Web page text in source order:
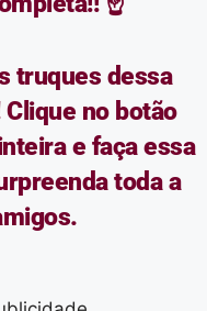
truques dessa
no botão
e faça essa
toda a